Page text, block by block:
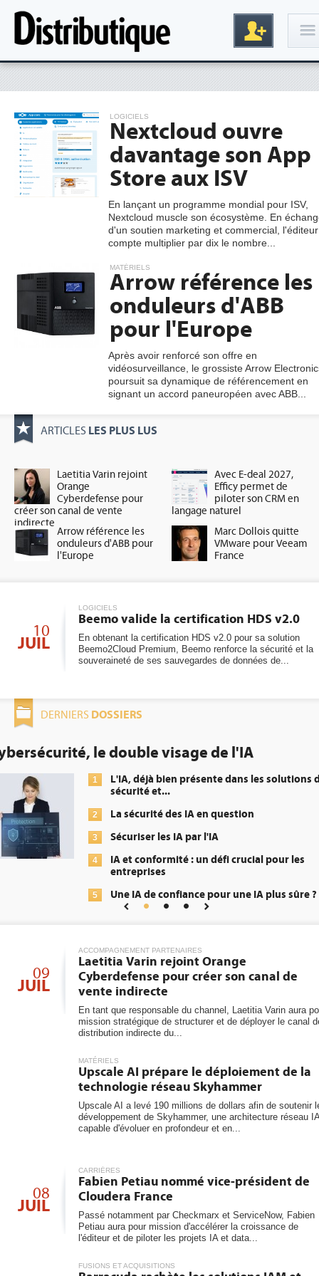
Inscription
gratuite
LOGICIELS
Nextcloud ouvre
davantage son App
Store aux ISV
En lançant un programme mondial pour ISV,
Nextcloud muscle son écosystème. En
d'un soutien marketing et commercial, l'éditeur
compte multiplier par dix le nombre...
MATÉRIELS
Arrow référence les
onduleurs d'ABB
pour l'Europe
Après avoir renforcé son offre en
vidéosurveillance, le grossiste Arrow
poursuit sa dynamique de référencement en
signant un accord paneuropéen avec ABB...
ARTICLES LES PLUS LUS
Laetitia Varin rejoint
Orange
Cyberdefense pour
créer son canal de vente
indirecte
Avec E-deal 2027,
Efficy permet de
piloter son CRM en
langage naturel
Arrow référence les
onduleurs d'ABB pour
l'Europe
Marc Dollois quitte
VMware pour Veeam
France
10
JUIL
LOGICIELS
Beemo valide la certification HDS v2.0
En obtenant la certification HDS v2.0 pour sa solution
Beemo2Cloud Premium, Beemo renforce la sécurité et la
souveraineté de ses sauvegardes de données de...
DERNIERS DOSSIERS
le double visage de l'IA
L'IA, déjà bien présente dans les solutions de
sécurité et...
2 La sécurité des IA en question
Sécuriser les IA par l'IA
4
IA et conformité : un défi crucial pour les
entreprises
Une IA de confiance pour une IA plus sûre ?
09
JUIL
ACCOMPAGNEMENT PARTENAIRES
Laetitia Varin rejoint Orange
Cyberdefense pour créer son canal de
vente indirecte
En tant que responsable du channel, Laetitia Varin aura
mission stratégique de structurer et de déployer le canal
distribution indirecte du...
MATÉRIELS
Upscale AI prépare le déploiement de la
technologie réseau Skyhammer
Upscale AI a levé 190 millions de dollars afin de soutenir
développement de Skyhammer, une architecture réseau IA
capable d'évoluer en profondeur et en...
08
JUIL
CARRIÈRES
Fabien Petiau nommé vice-président de
Cloudera France
Passé notamment par Checkmarx et ServiceNow, Fabien
Petiau aura pour mission d'accélérer la croissance de
l'éditeur et de piloter les projets IA et data...
FUSIONS ET ACQUISITIONS